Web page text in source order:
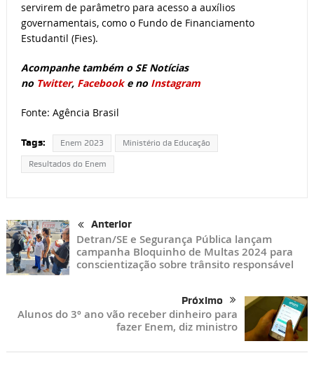
servirem de parâmetro para acesso a auxílios
governamentais, como o Fundo de Financiamento
Estudantil (Fies).
Acompanhe também o SE Notícias
no Twitter, Facebooke no Instagram
Fonte: Agência Brasil
Tags: Enem 2023 Ministério da Educação
Resultados do Enem
Anterior
Detran/SE e Segurança Pública lançam
campanha Bloquinho de Multas 2024 para
conscientização sobre trânsito responsável
Próximo
Alunos do 3º ano vão receber dinheiro para
fazer Enem, diz ministro